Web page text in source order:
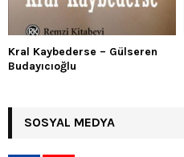
Kral Kaybederse – Gülseren
Budayıcıoğlu
SOSYAL MEDYA